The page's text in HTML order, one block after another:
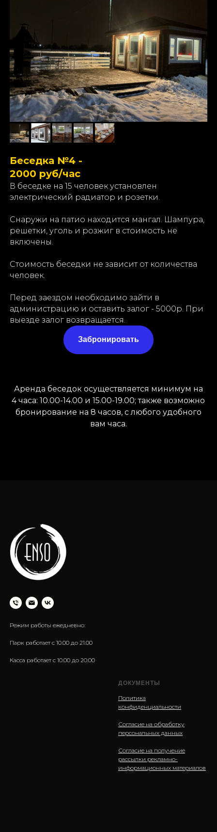
Беседка №4 -
2000 руб/час
В беседке на 15 человек установлен
электрический радиатор и розетки.
Снаружи на патио находится мангал. Шампура,
решетки, уголь и розжиг в стоимость не
включены.
Стоимость беседки не зависит от количества
человек.
Перед заездом необходимо зайти в
администрацию и оставить залог - 5000р. При
выезде залог возвращается.
Забронировать
Аренда беседок осуществляется минимум на
4 часа: 10.00-14.00 и 15.00-19.00; также возможно
бронирование на 8 часов, с любого удобного
вам часа.
Режим работы ежедневно:
Парк работает с 10.00 до 21.00
Касса работает с 10.00 до 20.00
ДОКУМЕНТЫ
Политика
конфиденциальности
Согласие на обработку
персональных данных
Согласие на получение
рассылки рекламно-
информационных материалов